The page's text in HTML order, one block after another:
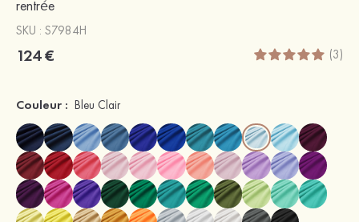
rentrée
SKU : S7984H
124 € (3)
Couleur : Bleu Clair